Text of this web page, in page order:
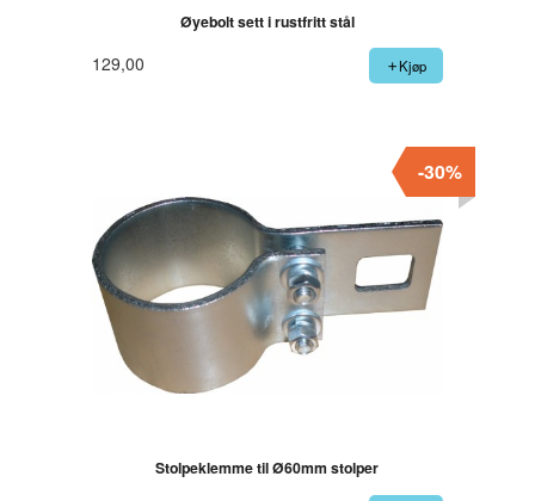
Øyebolt sett i rustfritt stål
129,00 Kjøp
Stolpeklemme til Ø60mm stolper
-30%